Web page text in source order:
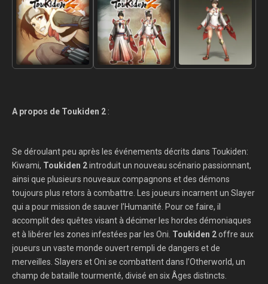
A propos de Toukiden 2 :
Se déroulant peu après les événements décrits dans Toukiden:
Kiwami, Toukiden 2introduit un nouveau scénario passionnant,
ainsi que plusieurs nouveaux compagnons et des démons
toujours plus retors à combattre. Les joueurs incarnent un Slayer
qui a pour mission de sauver l’Humanité. Pour ce faire, il
accomplit des quêtes visant à décimer les hordes démoniaques
et à libérer les zones infestées par les Oni. Toukiden 2offre aux
joueurs un vaste monde ouvert rempli de dangers et de
merveilles. Slayers et Oni se combattent dans l’Otherworld, un
champ de bataille tourmenté, divisé en six Âges distincts.